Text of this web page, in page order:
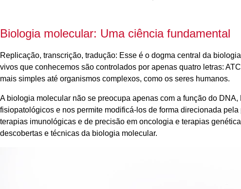
Biologia molecular: Uma ciência fundamental
Replicação, transcrição, tradução: Esse é o dogma central da
vivos que conhecemos são controlados por apenas quatro letras:
mais simples até organismos complexos, como os seres humanos.
A biologia molecular não se preocupa apenas com a função do
fisiopatológicos e nos permite modificá-los de forma direcionada
terapias imunológicas e de precisão em oncologia e terapias
descobertas e técnicas da biologia molecular.